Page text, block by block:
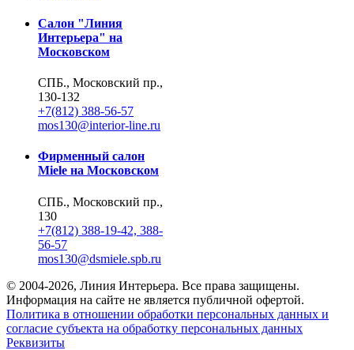
Салон "Линия
Интерьера" на
Московском
СПБ., Московский пр.,
130-132
+7(812) 388-56-57
mos130@interior-line.ru
Фирменный салон
Miele на Московском
СПБ., Московский пр.,
130
+7(812) 388-19-42, 388-
56-57
mos130@dsmiele.spb.ru
© 2004-2026, Линия Интерьера. Все права защищены.
Информация на сайте не является публичной офертой.
Политика в отношении обработки персональных данных и
согласие субъекта на обработку персональных данных
Реквизиты